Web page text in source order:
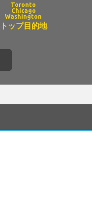
Toronto
Chicago
Washington
トップ目的地